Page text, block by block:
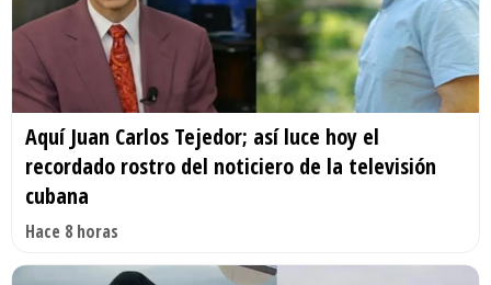
Aquí Juan Carlos Tejedor; así luce hoy el
recordado rostro del noticiero de la televisión
cubana
Hace 8 horas